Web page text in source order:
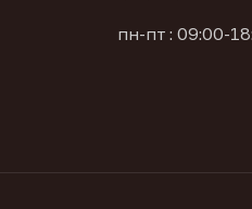
пн-пт : 09:00-